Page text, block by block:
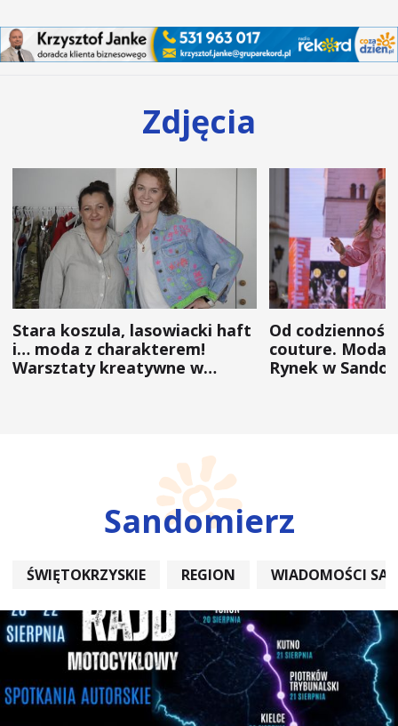
Zdjęcia
Stara koszula, lasowiacki haft
i… moda z charakterem!
Warsztaty kreatywne w
Od
couture. Moda
Rynek w
Sandomierz
ŚWIĘTOKRZYSKIE REGION WIADOMOŚCI